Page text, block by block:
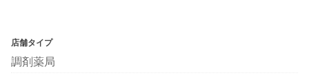
店舗タイプ
調剤薬局